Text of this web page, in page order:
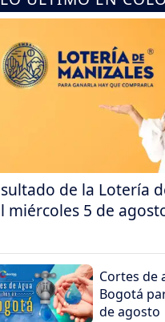
de la Lotería
miércoles 5 de
Cortes de
Bogotá
de agosto